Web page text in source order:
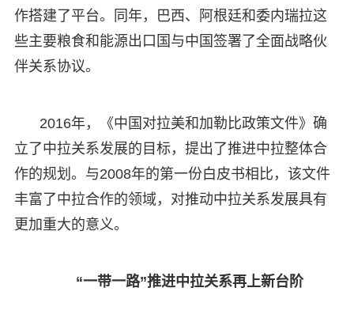
作搭建了平台。同年，巴西、阿根廷和委内瑞拉这
些主要粮食和能源出口国与中国签署了全面战略伙
伴关系协议。
2016年，《中国对拉美和加勒比政策文件》确
立了中拉关系发展的目标，提出了推进中拉整体合
作的规划。与2008年的第一份白皮书相比，该文件
丰富了中拉合作的领域，对推动中拉关系发展具有
更加重大的意义。
“一带一路”推进中拉关系再上新台阶